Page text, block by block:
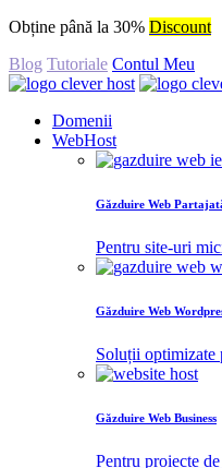
Obține până la 30% Discount
Blog Tutoriale Contul Meu
Domenii
WebHost
Găzduire Web
Pentru site-uri
Găzduire Web
Soluții optimizate
Găzduire Web Business
Pentru proiecte